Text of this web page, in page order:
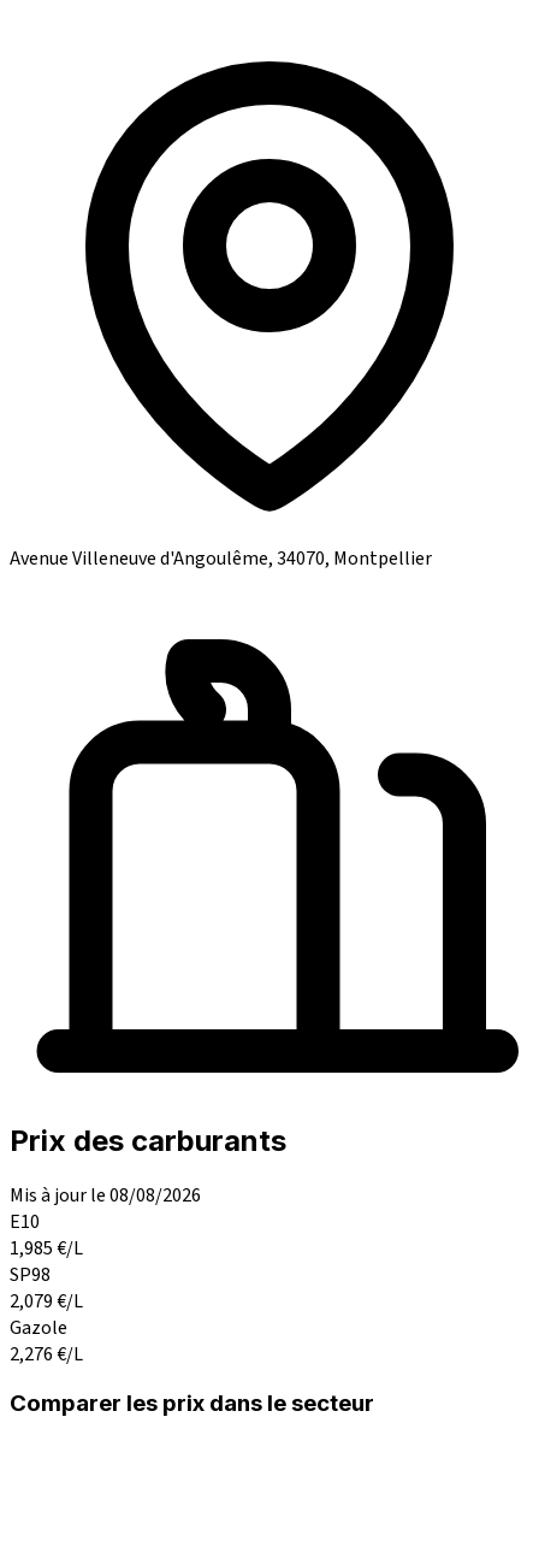
Avenue Villeneuve d'Angoulême, 34070, Montpellier
Prix des carburants
Mis à jour le 08/08/2026
E10
1,985€/L
SP98
2,079€/L
Gazole
2,276€/L
Comparer les prix dans le secteur